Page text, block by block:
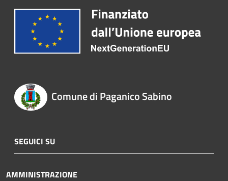
Comune di Paganico Sabino
SEGUICI SU
AMMINISTRAZIONE